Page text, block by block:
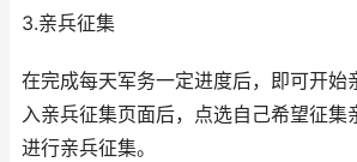
3.亲兵征集
在完成每天军务一定进度后，即可开始
入亲兵征集页面后，点选自己希望征集
进行亲兵征集。